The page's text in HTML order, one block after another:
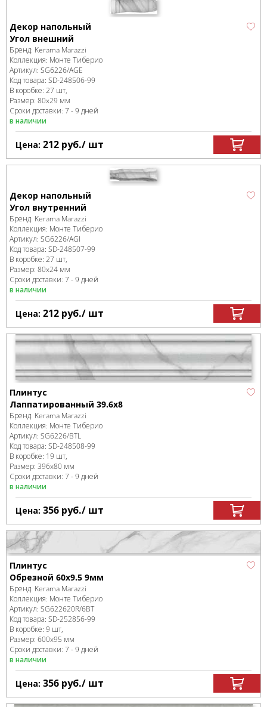
Декор напольный
Угол внешний
Бренд: Kerama Marazzi
Коллекция: Монте Тиберио
Артикул: SG6226/AGE
Код товара: SD-248506-99
В коробке: 27 шт,
Размер: 80x29 мм
Сроки доставки: 7 - 9 дней
в наличии
Цена: 212 руб./ шт
Декор напольный
Угол внутренний
Бренд: Kerama Marazzi
Коллекция: Монте Тиберио
Артикул: SG6226/AGI
Код товара: SD-248507-99
В коробке: 27 шт,
Размер: 80x24 мм
Сроки доставки: 7 - 9 дней
в наличии
Цена: 212 руб./ шт
Плинтус
Лаппатированный 39.6x8
Бренд: Kerama Marazzi
Коллекция: Монте Тиберио
Артикул: SG6226/BTL
Код товара: SD-248508-99
В коробке: 19 шт,
Размер: 396x80 мм
Сроки доставки: 7 - 9 дней
в наличии
Цена: 356 руб./ шт
Плинтус
Обрезной 60x9.5 9мм
Бренд: Kerama Marazzi
Коллекция: Монте Тиберио
Артикул: SG622620R/6BT
Код товара: SD-252856-99
В коробке: 9 шт,
Размер: 600x95 мм
Сроки доставки: 7 - 9 дней
в наличии
Цена: 356 руб./ шт